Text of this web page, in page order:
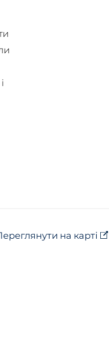
на карті